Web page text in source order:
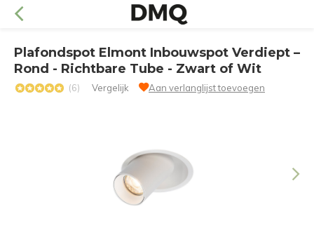
Plafondspot Elmont Inbouwspot Verdiept –
Rond - Richtbare Tube - Zwart of Wit
(6) Vergelijk Aan verlanglijst toevoegen